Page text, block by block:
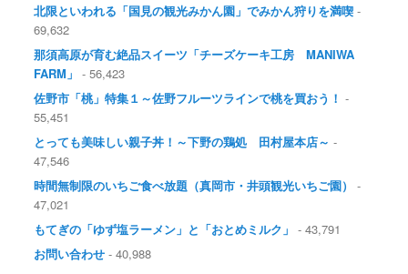
北限といわれる「国見の観光みかん園」でみかん狩りを満喫 -
69,632
那須高原が育む絶品スイーツ「チーズケーキ工房 MANIWA
FARM」 - 56,423
佐野市「桃」特集１～佐野フルーツラインで桃を買おう！ -
55,451
とっても美味しい親子丼！～下野の鶏処 田村屋本店～ -
47,546
時間無制限のいちご食べ放題（真岡市・井頭観光いちご園）
-
47,021
もてぎの「ゆず塩ラーメン」と「おとめミルク」 - 43,791
お問い合わせ - 40,988